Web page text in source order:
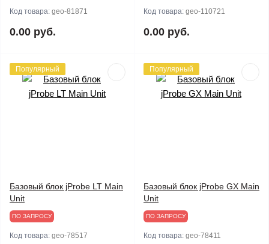
Код товара: geo-81871
0.00 руб.
Код товара: geo-110721
0.00 руб.
Популярный
Базовый блок jProbe LT Main
Unit
ПО ЗАПРОСУ
Код товара: geo-78517
Популярный
Базовый блок jProbe GX Main
Unit
ПО ЗАПРОСУ
Код товара: geo-78411